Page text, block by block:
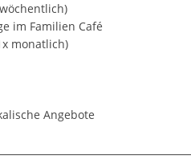
im Familien Café
monatlich)
Angebote